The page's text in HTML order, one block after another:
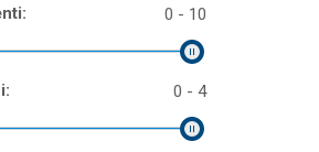
0 - 10
0 - 4